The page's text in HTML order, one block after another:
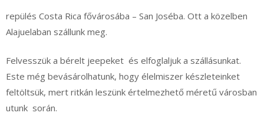
repülés Costa Rica fővárosába – San Joséba. Ott a közelben
Alajuelaban szállunk meg.
Felvesszük a bérelt jeepeket és elfoglaljuk a szállásunkat.
Este még bevásárolhatunk, hogy élelmiszer készleteinket
feltöltsük, mert ritkán leszünk értelmezhető méretű városban
utunk során.